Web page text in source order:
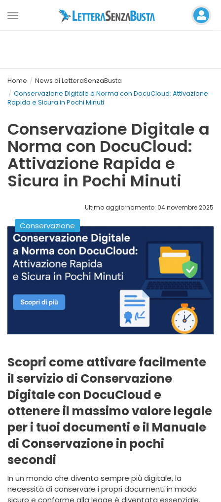
Toggle
Home
News di LetteraSenzaBusta
Conservazione Digitale a Norma con DocuCloud: Attivazione
Rapida e Sicura in Pochi Minuti
Conservazione Digitale a
Norma con DocuCloud:
Attivazione Rapida e
Sicura in Pochi Minuti
Ultimo aggiornamento: 04 novembre 2025
Conservazione
Scopri come attivare facilmente
il servizio di Conservazione
Digitale con DocuCloud e
ottenere il massimo valore legale
per i tuoi documenti e il Manuale
di Conservazione in pochi
secondi
In un mondo che diventa sempre più digitale, la
necessità di conservare i propri documenti in modo
sicuro e conforme alla legge è diventata essenziale.